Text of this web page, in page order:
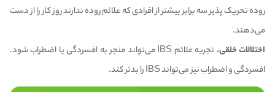
روده تحریک پذیر سه برابر بیشتر از افرادی که علائم روده ندارند روز کار را از دست
می‌دهند.
اختلالات خلقی.
تجربه علائم IBS می‌تواند منجر به افسردگی یا اضطراب شود.
افسردگی و اضطراب نیز می‌تواند IBS را بدتر کند.